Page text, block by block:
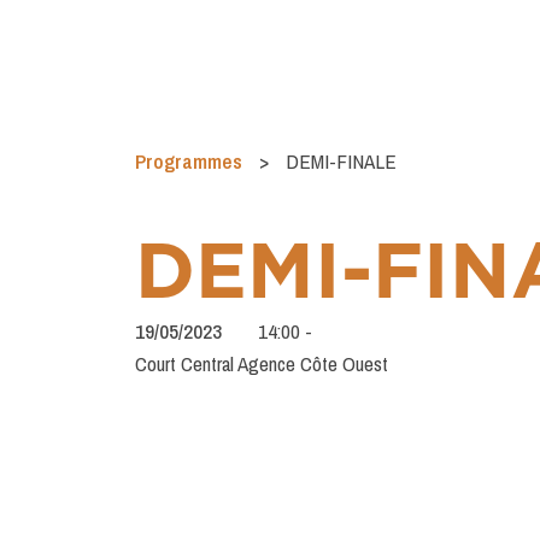
Programmes > DEMI-FINALE
DEMI-
19/05/2023 14:00 -
Court Central Agence Côte Ouest